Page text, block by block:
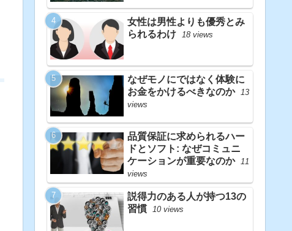
女性は男性よりも優秀とみ
られるわけ 18 views
なぜモノにではなく体験に
お金をかけるべきなのか
13
views
品質保証に求められるハー
ドとソフト: なぜコミュニ
ケーションが重要なのか 11
views
説得力のある人が持つ13の
習慣 10 views